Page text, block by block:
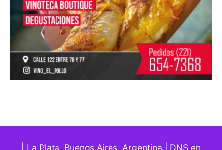
| La Plata, Buenos Aires. Argentina | DNS en